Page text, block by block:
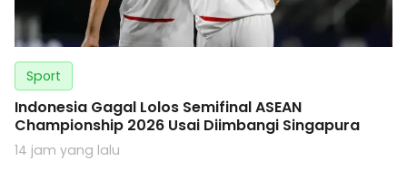
Sport
Indonesia Gagal Lolos Semifinal ASEAN
Championship 2026 Usai Diimbangi Singapura
14 jam yang lalu